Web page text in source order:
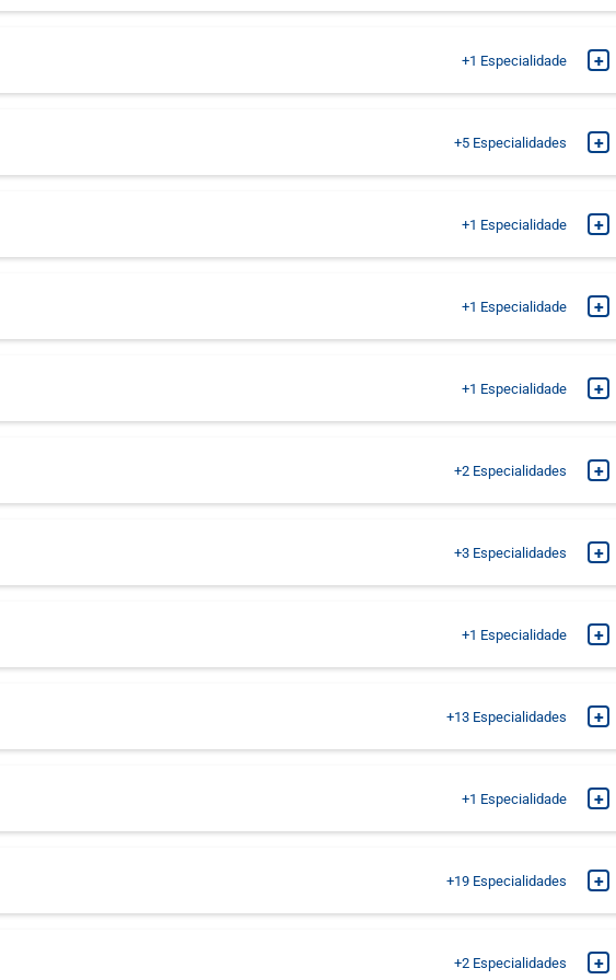
MARQUE SUA CONSULTA
MARQUE SUA CONSULTA
MARQUE SUA CONSULTA
+1 Especialidade +
+5 Especialidades +
MARQUE SUA CONSULTA
MARQUE SUA CONSULTA
MARQUE SUA CONSULTA
+1 Especialidade +
+1 Especialidade +
+1 Especialidade +
+2 Especialidades +
MARQUE SUA CONSULTA
+3 Especialidades +
MARQUE SUA CONSULTA
MARQUE SUA CONSULTA
+1 Especialidade +
+13 Especialidades +
MARQUE SUA CONSULTA
MARQUE SUA CONSULTA
MARQUE SUA CONSULTA
+1 Especialidade +
+19 Especialidades +
+2 Especialidades +